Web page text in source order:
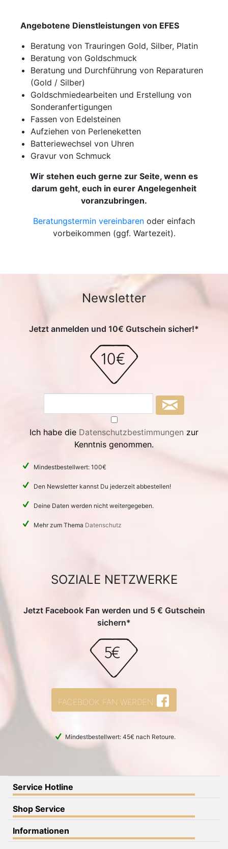
Angebotene Dienstleistungen von EFES
Beratung von Trauringen Gold, Silber, Platin
Beratung von Goldschmuck
Beratung und Durchführung von Reparaturen
(Gold / Silber)
Goldschmiedearbeiten und Erstellung von
Sonderanfertigungen
Fassen von Edelsteinen
Aufziehen von Perleneketten
Batteriewechsel von Uhren
Gravur von Schmuck
Wir stehen euch gerne zur Seite, wenn es
darum geht, euch in eurer Angelegenheit
voranzubringen.
Beratungstermin vereinbaren oder einfach
vorbeikommen (ggf. Wartezeit).
Newsletter
Jetzt anmelden und 10€ Gutschein sicher!*
Ich habe die Datenschutzbestimmungen zur
Kenntnis genommen.
Mindestbestellwert: 100€
Den Newsletter kannst Du jederzeit abbestellen!
Deine Daten werden nicht weitergegeben.
Mehr zum Thema Datenschutz
SOZIALE NETZWERKE
Jetzt Facebook Fan werden und 5 € Gutschein
sichern*
FACEBOOK FAN WERDEN
Mindestbestellwert: 45€ nach Retoure.
Service Hotline
Shop Service
Informationen